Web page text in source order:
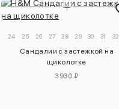
24 25 26 27 28 29 30 31 32
Сандалии с застежкой на
щиколотке
3930 ₽